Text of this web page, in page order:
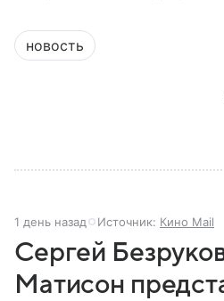
новость
1 день назад Источник: Кино Mail
Сергей
Матисон